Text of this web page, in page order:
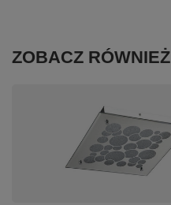
ZOBACZ RÓWNIEŻ